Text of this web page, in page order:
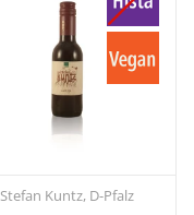
Stefan Kuntz, D-Pfalz